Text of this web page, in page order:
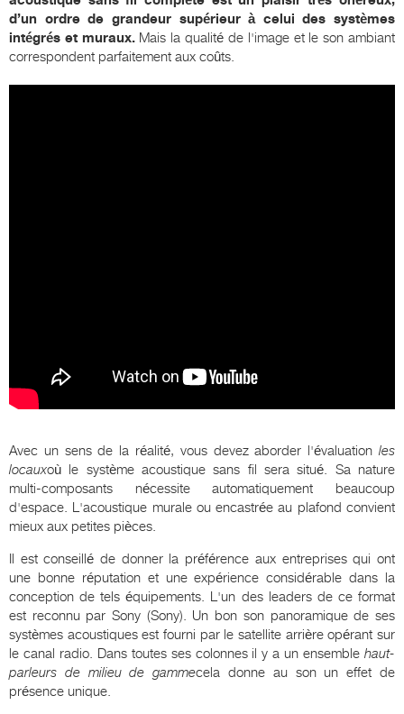
d’un ordre de grandeur supérieur à celui des systèmes
intégrés et muraux. Mais la qualité de l'image et le son ambiant
correspondent parfaitement aux coûts.
Avec un sens de la réalité, vous devez aborder l'évaluation les
locauxoù le système acoustique sans fil sera situé. Sa nature
multi-composants nécessite automatiquement beaucoup
d'espace. L'acoustique murale ou encastrée au plafond convient
mieux aux petites pièces.
Il est conseillé de donner la préférence aux entreprises qui ont
une bonne réputation et une expérience considérable dans la
conception de tels équipements. L'un des leaders de ce format
est reconnu par Sony (Sony). Un bon son panoramique de ses
systèmes acoustiques est fourni par le satellite arrière opérant sur
le canal radio. Dans toutes ses colonnes il y a un ensemble haut-
parleurs de milieu de gammecela donne au son un effet de
présence unique.